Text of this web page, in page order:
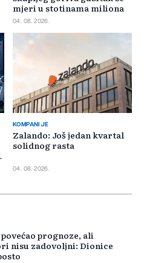
mjeri u stotinama miliona
04. 08. 2026.
KOMPANIJE
Zalando: Još jedan kvartal
solidnog rasta
04. 08. 2026.
prognoze, ali
nisu zadovoljni: Dionice